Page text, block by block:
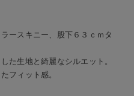
ースキニー、股下６３ｃｍタ
た生地と綺麗なシルエット。
フィット感。